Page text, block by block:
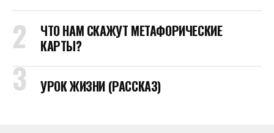
ЧТО НАМ СКАЖУТ МЕТАФОРИЧЕСКИЕ
КАРТЫ?
УРОК ЖИЗНИ (РАССКАЗ)